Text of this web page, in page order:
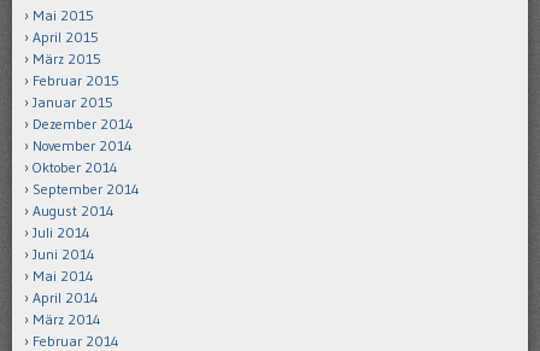
Mai 2015
April 2015
März 2015
Februar 2015
Januar 2015
Dezember 2014
November 2014
Oktober 2014
September 2014
August 2014
Juli 2014
Juni 2014
Mai 2014
April 2014
März 2014
Februar 2014